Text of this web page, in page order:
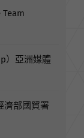
）亞洲媒體
濟部國貿署